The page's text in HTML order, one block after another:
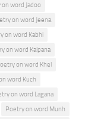
word Jadoo
on word Jeena
on word Kabhi
on word Kalpana
on word Khel
word Kuch
on word Lagana
Poetry on word Munh